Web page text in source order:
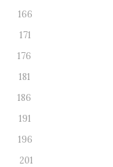
166
171
176
181
186
191
196
201